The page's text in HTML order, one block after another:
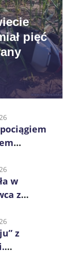
pięć
w
z
z